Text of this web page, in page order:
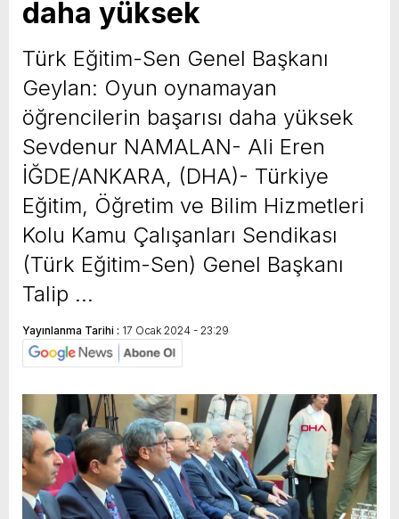
daha yüksek
Türk Eğitim-Sen Genel Başkanı
Geylan: Oyun oynamayan
öğrencilerin başarısı daha yüksek
Sevdenur NAMALAN- Ali Eren
İĞDE/ANKARA, (DHA)- Türkiye
Eğitim, Öğretim ve Bilim Hizmetleri
Kolu Kamu Çalışanları Sendikası
(Türk Eğitim-Sen) Genel Başkanı
Talip …
Yayınlanma Tarihi : 17 Ocak 2024 - 23:29